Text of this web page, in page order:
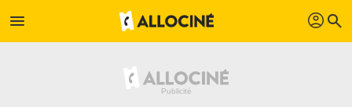
menu profil search